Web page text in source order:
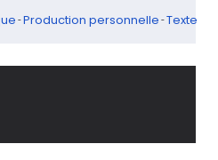
-Production personnelle -Texte